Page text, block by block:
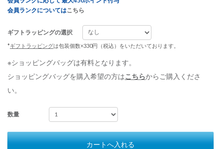
会員ランクについてはこちら
ギフトラッピングの選択
*ギフトラッピングは包装個数×330円（税込）をいただいております。
※ショッピングバッグは有料となります。
ショッピングバッグを購入希望の方はこちらからご購入くださ
い。
数量
カートへ入れる